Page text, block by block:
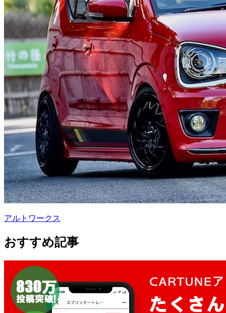
アルトワークス
おすすめ記事